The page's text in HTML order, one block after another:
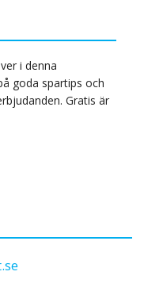
i denna
goda spartips och
Gratis är